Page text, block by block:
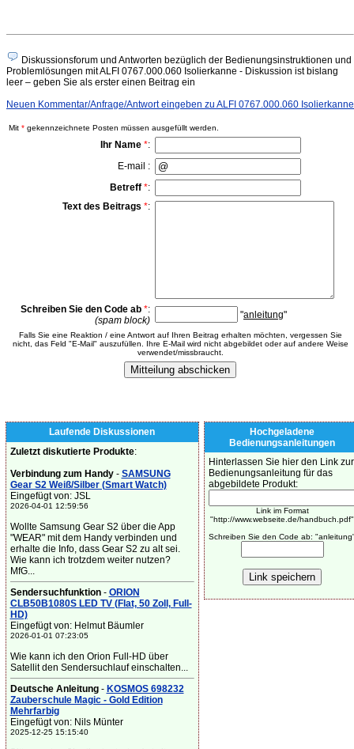
Diskussionsforum und Antworten bezüglich der Bedienungsinstruktionen und
Problemlösungen mit ALFI 0767.000.060 Isolierkanne - Diskussion ist bislang
leer – geben Sie als erster einen Beitrag ein
Neuen Kommentar/Anfrage/Antwort eingeben zu ALFI 0767.000.060 Isolierkanne
Mit * gekennzeichnete Posten müssen ausgefüllt werden.
Ihr Name *:
E-mail :
Betreff *:
Text des Beitrags *:
Schreiben Sie den Code ab *:
(spam block)
"anleitung"
Falls Sie eine Reaktion / eine Antwort auf Ihren Beitrag erhalten möchten, vergessen Sie
nicht, das Feld "E-Mail" auszufüllen. Ihre E-Mail wird nicht abgebildet oder auf andere Weise
verwendet/missbraucht.
Laufende Diskussionen
Zuletzt diskutierte Produkte:
Verbindung zum Handy- SAMSUNG
Gear S2 Weiß/Silber (Smart Watch)
Eingefügt von: JSL
2026-04-01 12:59:56
Wollte Samsung Gear S2 über die App
"WEAR" mit dem Handy verbinden und
erhalte die Info, dass Gear S2 zu alt sei.
Wie kann ich trotzdem weiter nutzen?
MfG...
Sendersuchfunktion- ORION
CLB50B1080S LED TV (Flat, 50 Zoll, Full-
HD)
Eingefügt von: Helmut Bäumler
2026-01-01 07:23:05
Wie kann ich den Orion Full-HD über
Satellit den Sendersuchlauf einschalten...
Deutsche Anleitung- KOSMOS 698232
Zauberschule Magic - Gold Edition
Mehrfarbig
Eingefügt von: Nils Münter
2025-12-25 15:15:40
Hochgeladene
Bedienungsanleitungen
Hinterlassen Sie hier den Link zur
Bedienungsanleitung für das
abgebildete Produkt:
Link im Format
"http://www.webseite.de/handbuch.pdf"
Schreiben Sie den Code ab: